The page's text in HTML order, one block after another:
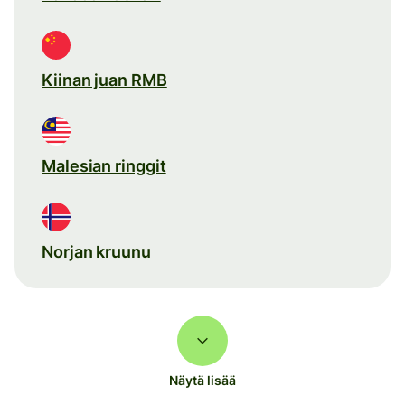
Kiinan juan RMB
Malesian ringgit
Norjan kruunu
Näytä lisää